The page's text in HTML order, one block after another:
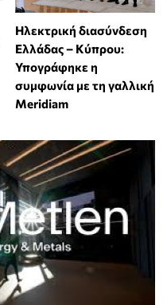
Ηλεκτρική διασύνδεση
Ελλάδας – Κύπρου:
Υπογράφηκε η
συμφωνία με τη γαλλική
Meridiam